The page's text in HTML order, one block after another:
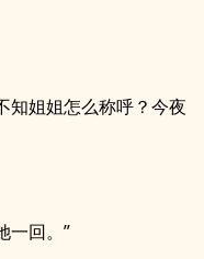
知姐姐怎么称呼？今夜
一回。”